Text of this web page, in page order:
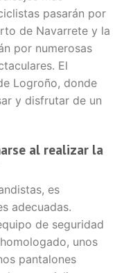
pasarán por
de Navarrete y la
por numerosas
El
Logroño, donde
y disfrutar de un
al realizar la
es
adecuadas.
de seguridad
unos
pantalones